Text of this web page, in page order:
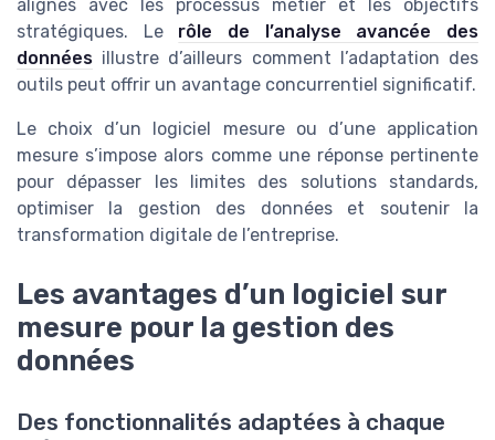
alignés avec les processus métier et les objectifs
stratégiques. Le rôle de l’analyse avancée des
données illustre d’ailleurs comment l’adaptation des
outils peut offrir un avantage concurrentiel significatif.
Le choix d’un logiciel mesure ou d’une application
mesure s’impose alors comme une réponse pertinente
pour dépasser les limites des solutions standards,
optimiser la gestion des données et soutenir la
transformation digitale de l’entreprise.
Les avantages d’un logiciel sur
mesure pour la gestion des
données
Des fonctionnalités adaptées à chaque